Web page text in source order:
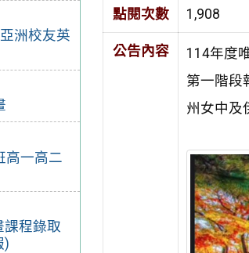
洲校友英
高一高二
課程錄取
)
點閱次數 1,908
公告內容
114年度
第一階段
州女中及